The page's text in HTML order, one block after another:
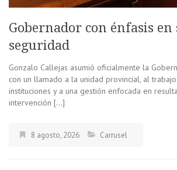
Gobernador con énfasis en
seguridad
Gonzalo Callejas asumió oficialmente la
con un llamado a la unidad provincial, al
instituciones y a una gestión enfocada en
intervención […]
8 agosto, 2026 Carrusel